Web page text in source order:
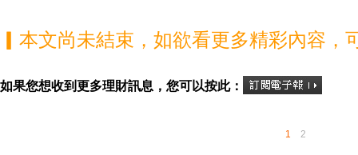
▎本文尚未結束，如欲看更多精彩內容，
如果您想收到更多理財訊息，您可以按此：
1 2